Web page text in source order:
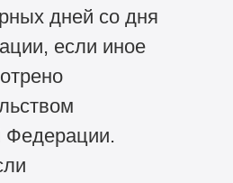
дней со дня
если иное
Федерации.